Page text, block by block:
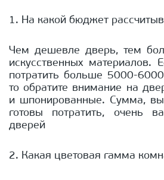
1. На какой бюджет
Чем дешевле дверь, тем
искусственных материалов.
потратить больше 5000-
то обратите внимание на
и шпонированные. Сумма,
готовы потратить, очень
дверей
2. Какая цветовая гамма